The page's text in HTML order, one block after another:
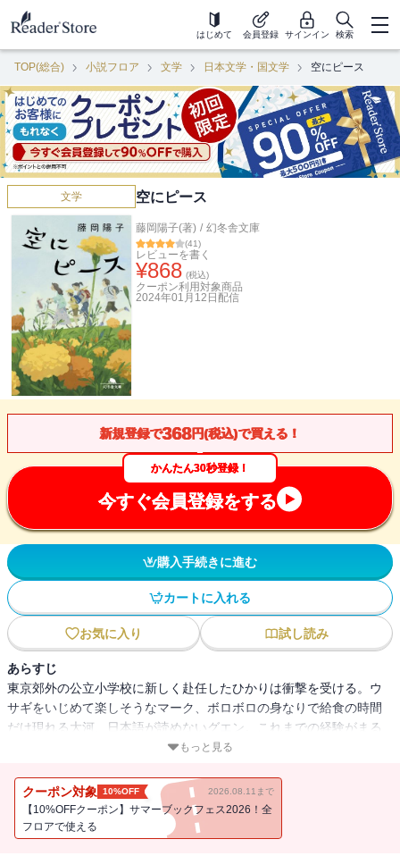
はじめて 会員登録 サインイン 検索
TOP(総合) 小説フロア 文学 日本文学・国文学 空にピース
文学 空にピース
藤岡陽子(著) / 幻冬舎文庫
(41)
レビューを書く
¥868 (税込)
クーポン利用対象商品
2024年01月12日 配信
新規登録で368円(税込)で買える！
かんたん30秒登録！
今すぐ会員登録をする
購入手続きに進む
カートに入れる
お気に入り 試し読み
あらすじ
東京郊外の公立小学校に新しく赴任したひかりは衝撃を受ける。ウ
サギをいじめて楽しそうなマーク、ボロボロの身なりで給食の時間
だけ現れる大河、日本語が読めないグエン。これまでの経験がまる
で役に立たない現場で一人一人と向き合ううち、いつしかひかりは
闘と成長に心震える感動作。
もっと見る
クーポン対象 10%OFF 2026.08.11まで
【10%OFFクーポン】サマーブックフェス2026！全
フロアで使える
新刊通知